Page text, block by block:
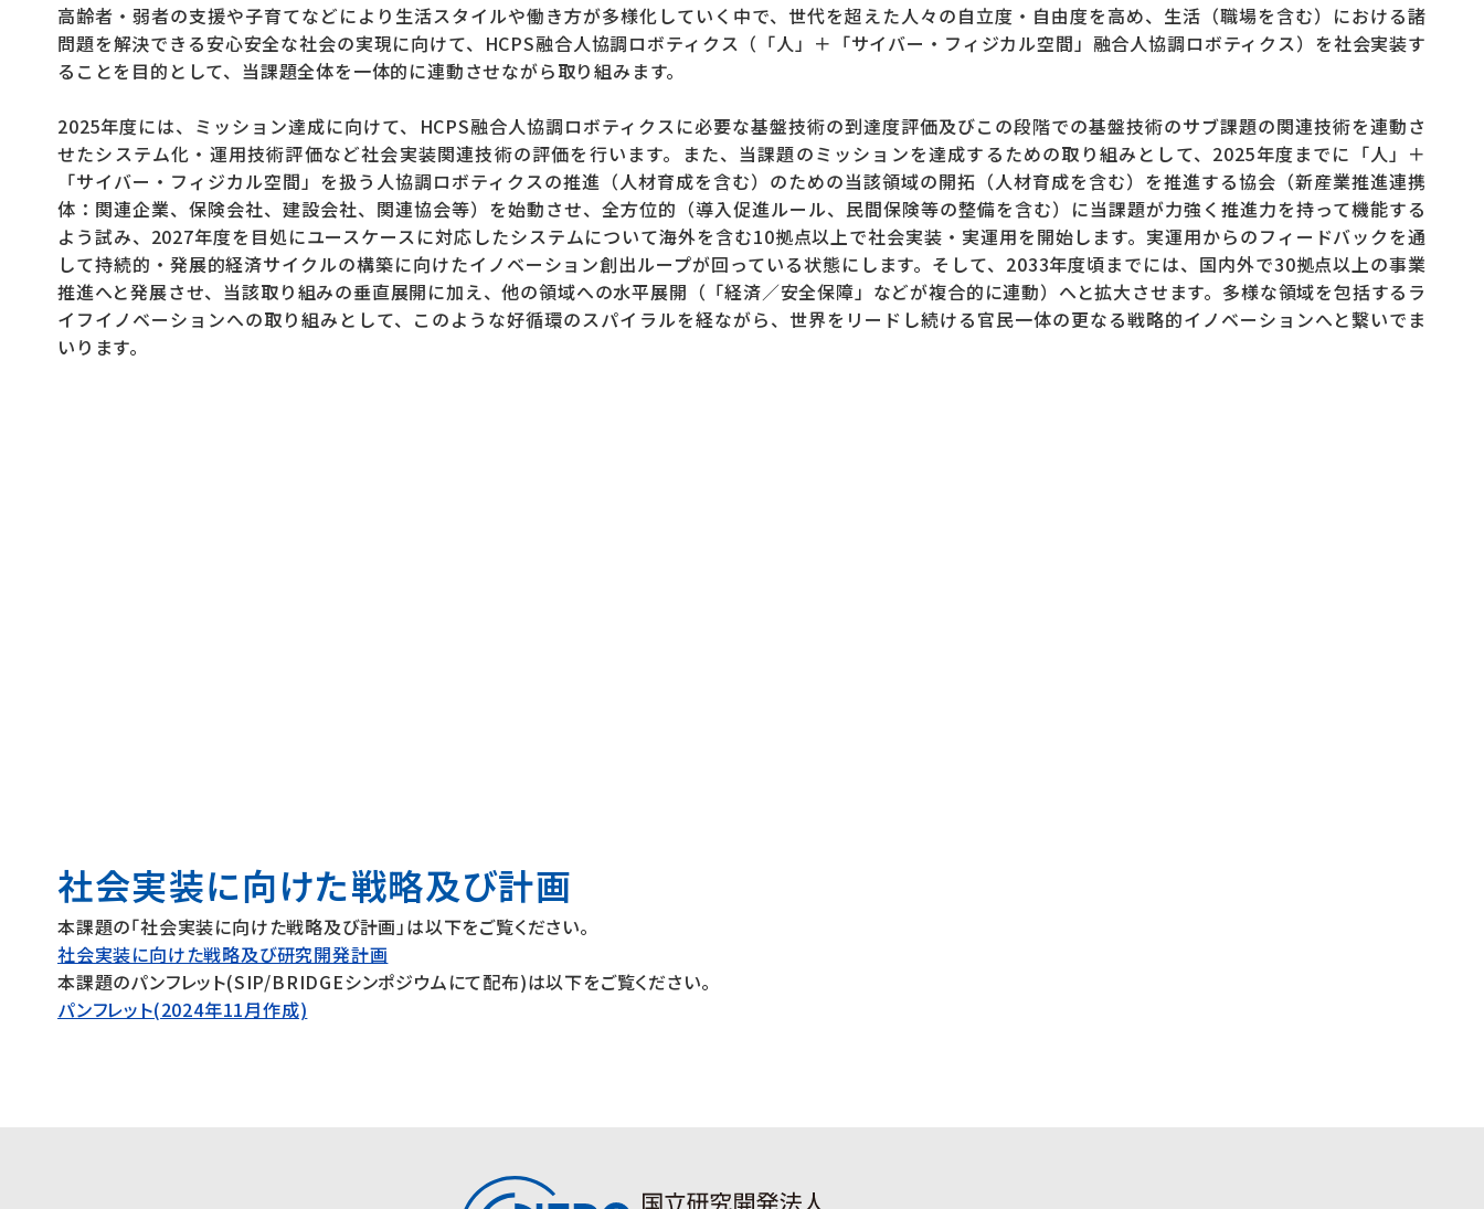
高齢者・弱者の支援や子育てなどにより生活スタイルや働き方が多様化していく中で、世代を超えた人々の自立度・自由度を高め、生活（職場を含む）における諸
問題を解決できる安心安全な社会の実現に向けて、HCPS融合人協調ロボティクス（「人」＋「サイバー・フィジカル空間」融合人協調ロボティクス）を社会実装す
ることを目的として、当課題全体を一体的に連動させながら取り組みます。
2025年度には、ミッション達成に向けて、HCPS融合人協調ロボティクスに必要な基盤技術の到達度評価及びこの段階での基盤技術のサブ課題の関連技術を連動さ
せたシステム化・運用技術評価など社会実装関連技術の評価を行います。また、当課題のミッションを達成するための取り組みとして、2025年度までに「人」＋
「サイバー・フィジカル空間」を扱う人協調ロボティクスの推進（人材育成を含む）のための当該領域の開拓（人材育成を含む）を推進する協会（新産業推進連携
体：関連企業、保険会社、建設会社、関連協会等）を始動させ、全方位的（導入促進ルール、民間保険等の整備を含む）に当課題が力強く推進力を持って機能する
よう試み、2027年度を目処にユースケースに対応したシステムについて海外を含む10拠点以上で社会実装・実運用を開始します。実運用からのフィードバックを通
して持続的・発展的経済サイクルの構築に向けたイノベーション創出ループが回っている状態にします。そして、2033年度頃までには、国内外で30拠点以上の事業
推進へと発展させ、当該取り組みの垂直展開に加え、他の領域への水平展開（「経済／安全保障」などが複合的に連動）へと拡大させます。多様な領域を包括するラ
イフイノベーションへの取り組みとして、このような好循環のスパイラルを経ながら、世界をリードし続ける官民一体の更なる戦略的イノベーションへと繋いでま
いります。
社会実装に向けた戦略及び計画
本課題の「社会実装に向けた戦略及び計画」は以下をご覧ください。
社会実装に向けた戦略及び研究開発計画
本課題のパンフレット(SIP/BRIDGEシンポジウムにて配布)は以下をご覧ください。
パンフレット(2024年11月作成)